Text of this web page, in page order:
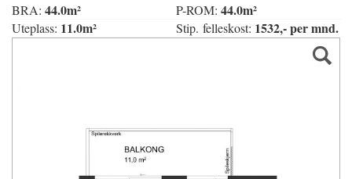
BRA: 44.0m² P-ROM: 44.0m²
Uteplass: 11.0m² Stip. felleskost: 1532,- per mnd.